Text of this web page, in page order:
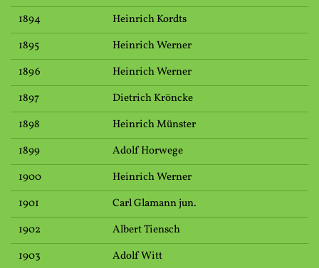
1894
Heinrich Kordts
1895
Heinrich Werner
1896
Heinrich Werner
1897
Dietrich Kröncke
1898
Heinrich Münster
1899
Adolf Horwege
1900
Heinrich Werner
1901
Carl Glamann jun.
1902
Albert Tiensch
1903
Adolf Witt